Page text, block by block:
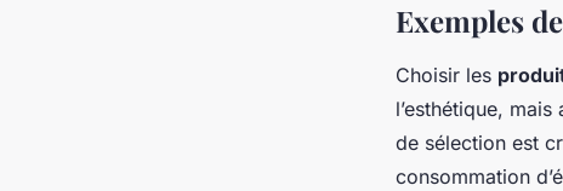
Exemples
Choisir les
l’esthétique, mais
de sélection est
consommation